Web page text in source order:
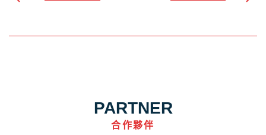
PARTNER
合作夥伴